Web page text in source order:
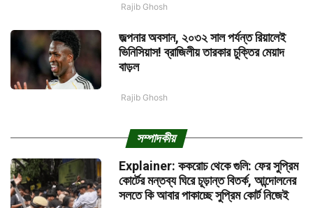
Rajib Ghosh
জল্পনার অবসান, ২০৩২ সাল পর্যন্ত রিয়ালেই
ভিনিসিয়াস! ব্রাজিলীয় তারকার চুক্তির মেয়াদ
বাড়ল
Rajib Ghosh
সম্পাদকীয়
Explainer: ককরোচ থেকে গুলি: ফের সুপ্রিম
কোর্টের মন্তব্য ঘিরে চূড়ান্ত বিতর্ক, আন্দোলনের
সলতে কি আবার পাকাচ্ছে সুপ্রিম কোর্ট নিজেই